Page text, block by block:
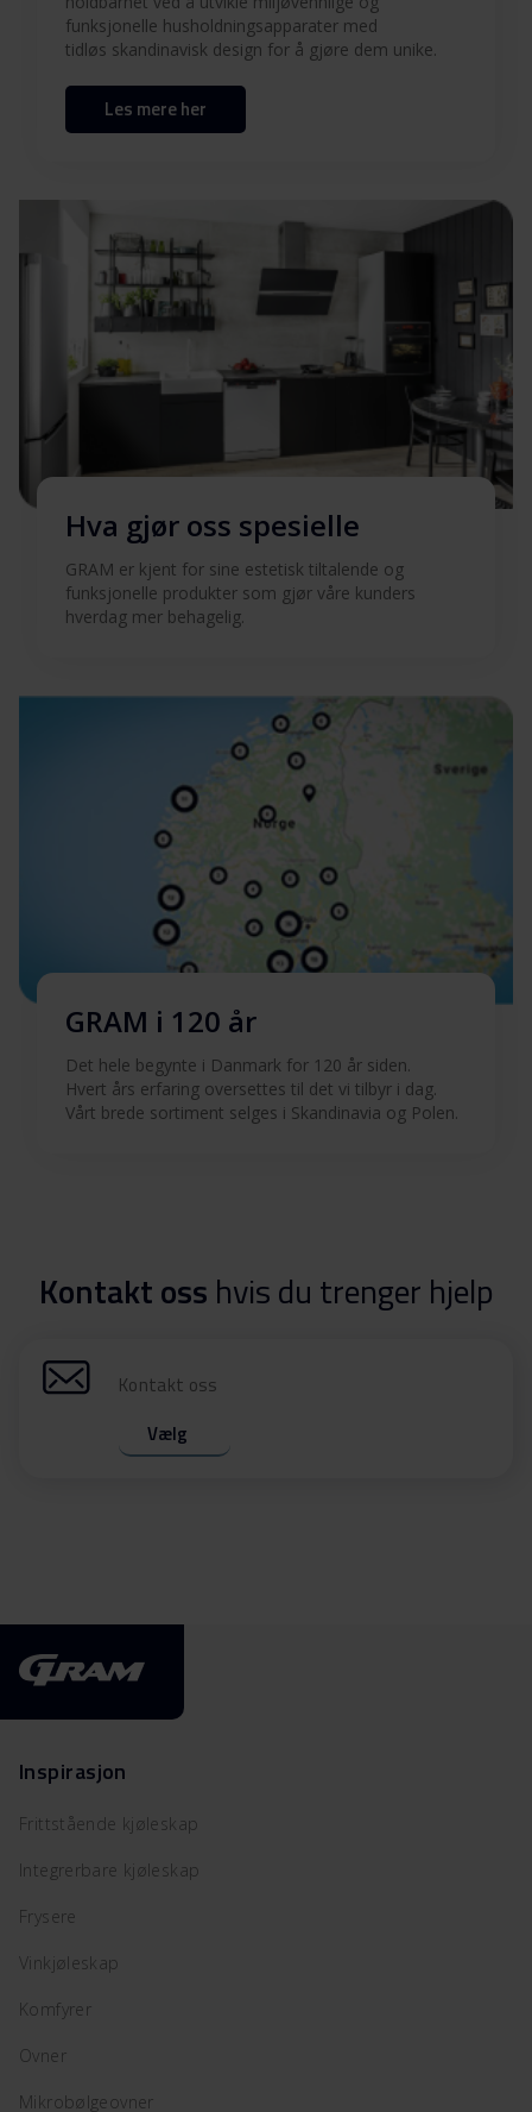
FN/1
Hent alt (9)
funksjonelle husholdningsapparater med
tidløs skandinavisk design for å gjøre dem unike.
Les mere her
Hva gjør oss spesielle
GRAM er kjent for sine estetisk tiltalende og
funksjonelle produkter som gjør våre kunders
hverdag mer behagelig.
GRAM i 120 år
Det hele begynte i Danmark for 120 år siden.
Hvert års erfaring oversettes til det vi tilbyr i dag.
Vårt brede sortiment selges i Skandinavia og Polen.
Kontakt oss hvis du trenger hjelp
Kontakt oss
Vælg
Inspirasjon
Frittstående kjøleskap
Integrerbare kjøleskap
Frysere
Vinkjøleskap
Komfyrer
Ovner
Mikrobølgeovner